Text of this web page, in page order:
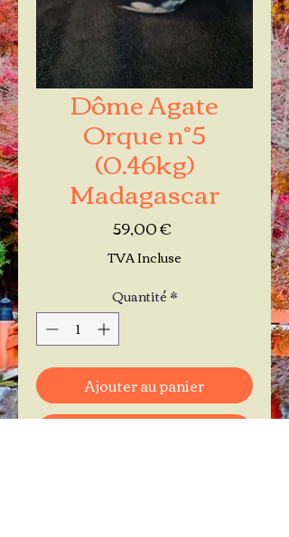
Dôme Agate
Orque n°5
(0.46kg)
Madagascar
59,00 €Prix
TVA Incluse
Quantité*
Ajouter au panier